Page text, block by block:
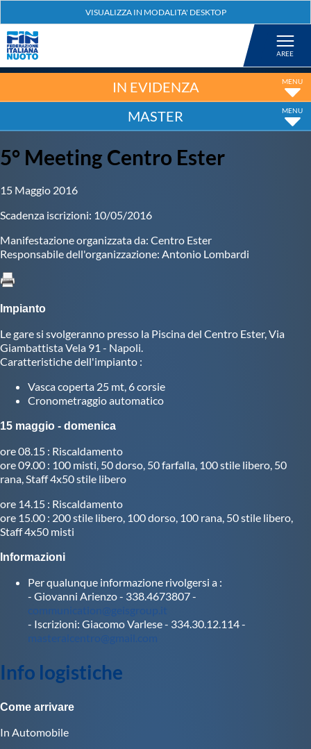
Nuoto
Tuffi
Fondo
Master
Formazione
GUG
Scuole Nuoto
Propaganda
Centri Federali
Area Legislativa
Protezione Civile
Qualità
IN EVIDENZA
MASTER
5° Meeting Centro Ester
15 Maggio 2016
Scadenza iscrizioni: 10/05/2016
Manifestazione organizzata da: Centro Ester
Responsabile dell'organizzazione: Antonio Lombardi
Impianto
Le gare si svolgeranno presso la Piscina del Centro Ester, Via
Giambattista Vela 91 - Napoli.
Caratteristiche dell'impianto :
Vasca coperta 25 mt, 6 corsie
Cronometraggio automatico
15 maggio - domenica
ore 08.15 : Riscaldamento
ore 09.00 : 100 misti, 50 dorso, 50 farfalla, 100 stile libero, 50
rana, Staff 4x50 stile libero
ore 14.15 : Riscaldamento
ore 15.00 : 200 stile libero, 100 dorso, 100 rana, 50 stile libero,
Staff 4x50 misti
Informazioni
Per qualunque informazione rivolgersi a :
- Giovanni Arienzo - 338.4673807 -
communication@geisgroup.it
- Iscrizioni: Giacomo Varlese - 334.30.12.114 -
masteralcentro@gmail.com
Info logistiche
Come arrivare
In Automobile